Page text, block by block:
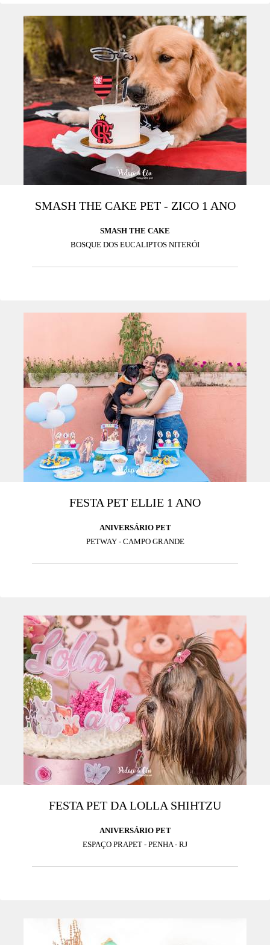
SMASH THE CAKE PET - ZICO 1 ANO
SMASH THE CAKE
BOSQUE DOS EUCALIPTOS NITERÓI
FESTA PET ELLIE 1 ANO
ANIVERSÁRIO PET
PETWAY - CAMPO GRANDE
FESTA PET DA LOLLA SHIHTZU
ANIVERSÁRIO PET
ESPAÇO PRAPET - PENHA - RJ